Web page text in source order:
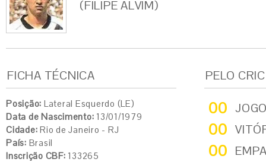
(FILIPE ALVIM)
FICHA TÉCNICA
Posição: Lateral Esquerdo (LE)
Data de Nascimento: 13/01/1979
Cidade: Rio de Janeiro - RJ
País: Brasil
Inscrição CBF: 133265
PELO
00
00
00